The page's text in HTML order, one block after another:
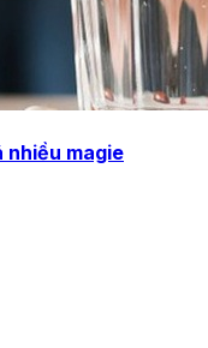
nhiều magie